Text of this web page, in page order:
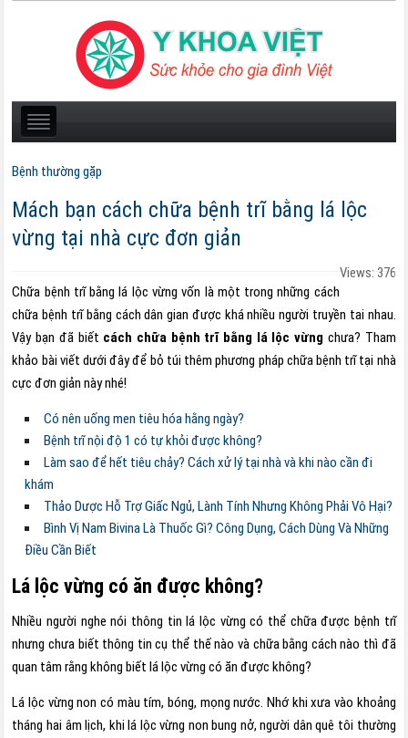
Bệnh thường gặp
Mách bạn cách chữa bệnh trĩ bằng lá lộc
vừng tại nhà cực đơn giản
Views: 376
Chữa bệnh trĩ bằng lá lộc vừng vốn là một trong những cách
chữa bệnh trĩ bằng cách dân gian được khá nhiều người truyền tai nhau.
Vậy bạn đã biết cách chữa bệnh trĩ bằng lá lộc vừng chưa? Tham
khảo bài viết dưới đây để bỏ túi thêm phương pháp chữa bệnh trĩ tại nhà
cực đơn giản này nhé!
Có nên uống men tiêu hóa hằng ngày?
Bệnh trĩ nội độ 1 có tự khỏi được không?
Làm sao để hết tiêu chảy? Cách xử lý tại nhà và khi nào cần đi
khám
Thảo Dược Hỗ Trợ Giấc Ngủ, Lành Tính Nhưng Không Phải Vô Hại?
Bình Vị Nam Bivina Là Thuốc Gì? Công Dụng, Cách Dùng Và Những
Điều Cần Biết
Lá lộc vừng có ăn được không?
Nhiều người nghe nói thông tin lá lộc vừng có thể chữa được bệnh trĩ
nhưng chưa biết thông tin cụ thể thế nào và chữa bằng cách nào thì đã
quan tâm rằng không biết lá lộc vừng có ăn được không?
Lá lộc vừng non có màu tím, bóng, mọng nước. Nhớ khi xưa vào khoảng
tháng hai âm lịch, khi lá lộc vừng non bung nở, người dân quê tôi thường